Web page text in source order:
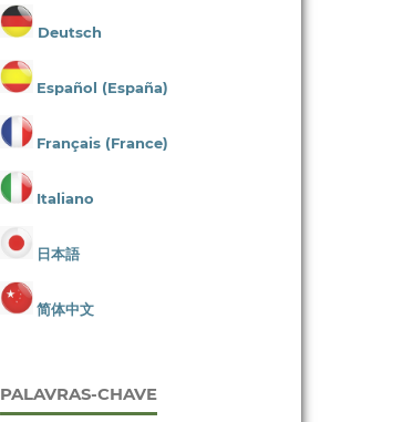
Deutsch
Español (España)
Français (France)
Italiano
日本語
简体中文
PALAVRAS-CHAVE